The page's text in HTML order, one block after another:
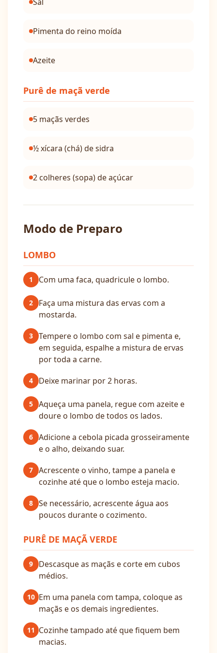
Pimenta do reino moída
Azeite
Purê de maçã verde
5 maçãs verdes
½ xícara (chá) de sidra
2 colheres (sopa) de açúcar
Modo de Preparo
LOMBO
1 Com uma faca, quadricule o lombo.
2
Faça uma mistura das ervas com a
mostarda.
3
Tempere o lombo com sal e pimenta e,
em seguida, espalhe a mistura de ervas
por toda a carne.
4 Deixe marinar por 2 horas.
5
Aqueça uma panela, regue com azeite e
doure o lombo de todos os lados.
6
Adicione a cebola picada grosseiramente
e o alho, deixando suar.
7
Acrescente o vinho, tampe a panela e
cozinhe até que o lombo esteja macio.
8
Se necessário, acrescente água aos
poucos durante o cozimento.
PURÊ DE MAÇÃ VERDE
9
Descasque as maçãs e corte em cubos
médios.
10 Em uma panela com tampa, coloque as
maçãs e os demais ingredientes.
11 Cozinhe tampado até que fiquem bem
macias.